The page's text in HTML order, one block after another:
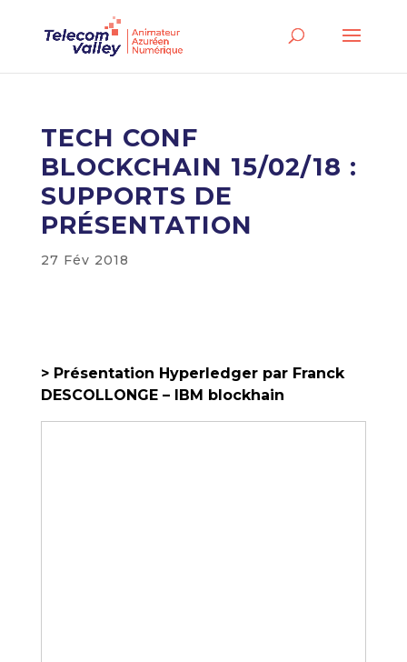
TECH CONF
BLOCKCHAIN 15/02/18 :
SUPPORTS DE
PRÉSENTATION
27 Fév 2018
> Présentation Hyperledger par Franck
DESCOLLONGE – IBM blockhain